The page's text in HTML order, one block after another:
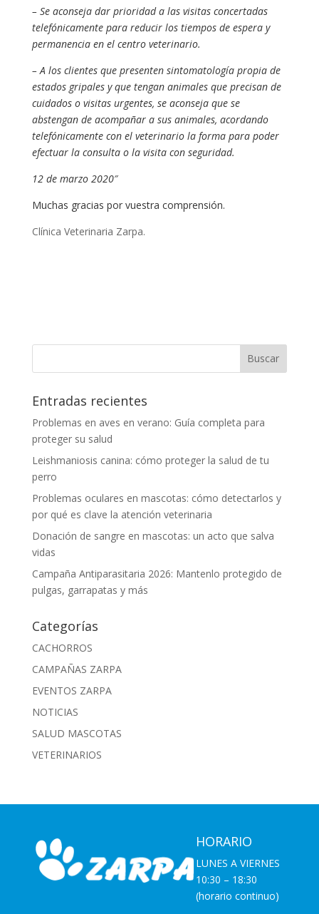
– Se aconseja dar prioridad a las visitas concertadas
telefónicamente para reducir los tiempos de espera y
permanencia en el centro veterinario.
– A los clientes que presenten sintomatología propia de
estados gripales y que tengan animales que precisan de
cuidados o visitas urgentes, se aconseja que se
abstengan de acompañar a sus animales, acordando
telefónicamente con el veterinario la forma para poder
efectuar la consulta o la visita con seguridad.
12 de marzo 2020″
Muchas gracias por vuestra comprensión.
Clínica Veterinaria Zarpa.
Entradas recientes
Problemas en aves en verano: Guía completa para
proteger su salud
Leishmaniosis canina: cómo proteger la salud de tu
perro
Problemas oculares en mascotas: cómo detectarlos y
por qué es clave la atención veterinaria
Donación de sangre en mascotas: un acto que salva
vidas
Campaña Antiparasitaria 2026: Mantenlo protegido de
pulgas, garrapatas y más
Categorías
CACHORROS
CAMPAÑAS ZARPA
EVENTOS ZARPA
NOTICIAS
SALUD MASCOTAS
VETERINARIOS
HORARIO
LUNES A VIERNES
10:30 – 18:30
(horario continuo)